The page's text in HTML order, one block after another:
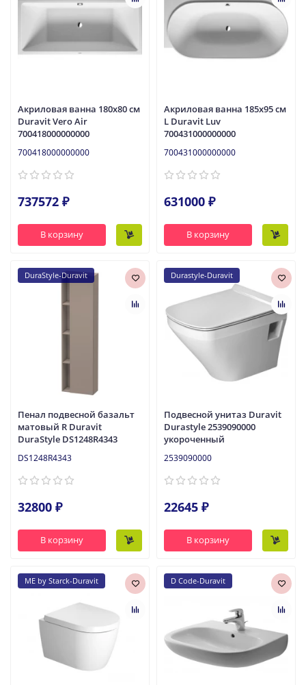
Акриловая ванна 180x80 см
Duravit Vero Air
700418000000000
700418000000000
737572 ₽
В корзину
Акриловая ванна 185x95 см
L Duravit Luv
700431000000000
700431000000000
631000 ₽
В корзину
DuraStyle-Duravit
Пенал подвесной базальт
матовый R Duravit
DuraStyle DS1248R4343
DS1248R4343
32800 ₽
В корзину
Durastyle-Duravit
Подвесной унитаз Duravit
Durastyle 2539090000
укороченный
2539090000
22645 ₽
В корзину
ME by Starck-Duravit D Code-Duravit